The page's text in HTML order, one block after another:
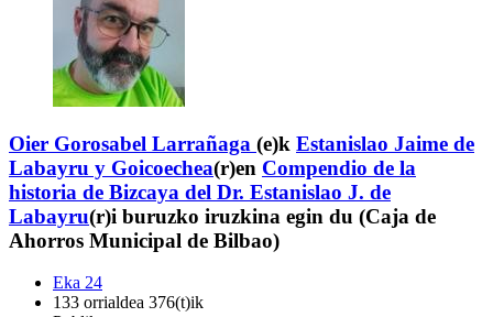
Oier Gorosabel Larrañaga (e)k Estanislao Jaime de
Labayru y Goicoechea(r)en Compendio de la
historia de Bizcaya del Dr. Estanislao J. de
Labayru(r)i buruzko iruzkina egin du (Caja de
Ahorros Municipal de Bilbao)
Eka 24
133 orrialdea 376(t)ik